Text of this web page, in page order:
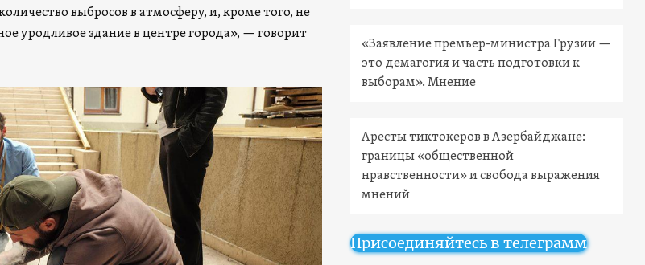
выбросов в атмосферу, и, кроме того, не
уродливое здание в центре города», — говорит
«Заявление премьер-министра Грузии —
это демагогия и часть подготовки к
выборам». Мнение
Аресты тиктокеров в Азербайджане:
границы «общественной
нравственности» и свобода выражения
мнений
Присоединяйтесь в телеграмм